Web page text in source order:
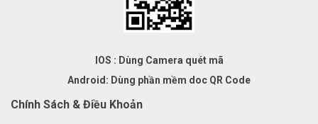
IOS : Dùng Camera quét mã
Android: Dùng phần mềm doc QR Code
Chính Sách & Điều Khoản